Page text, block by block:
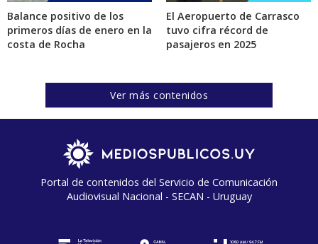
Balance positivo de los
primeros días de enero en la
costa de Rocha
El Aeropuerto de Carrasco
tuvo cifra récord de
pasajeros en 2025
Ver más contenidos
Portal de contenidos del Servicio de Comunicación
Audiovisual Nacional - SECAN - Uruguay